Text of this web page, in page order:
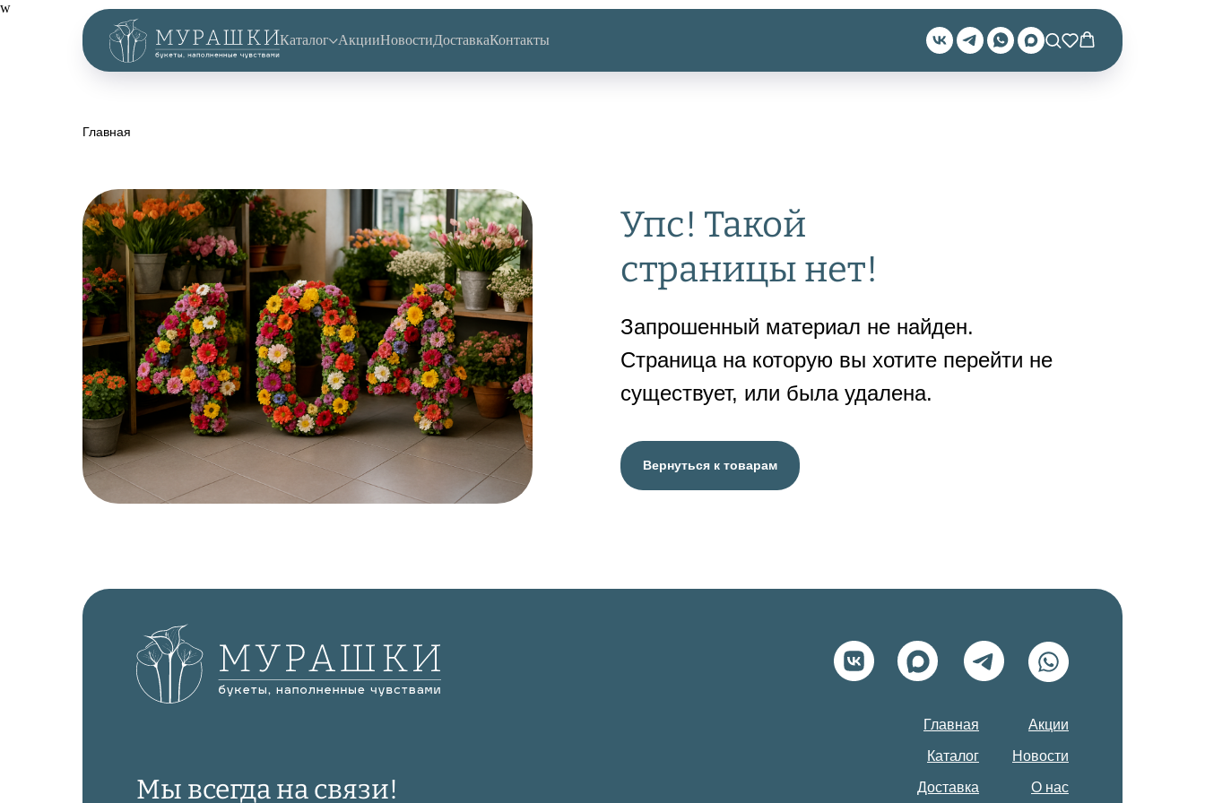
w
Каталог АкцииНовостиДоставкаКонтакты
Главная
Запрошенный материал не найден.
Страница на которую вы хотите перейти не
существует, или была удалена.
Упс! Такой
страницы нет!
Вернуться к товарам
Мы всегда на связи! О нас
Новости
Акции
Доставка
Каталог
Главная